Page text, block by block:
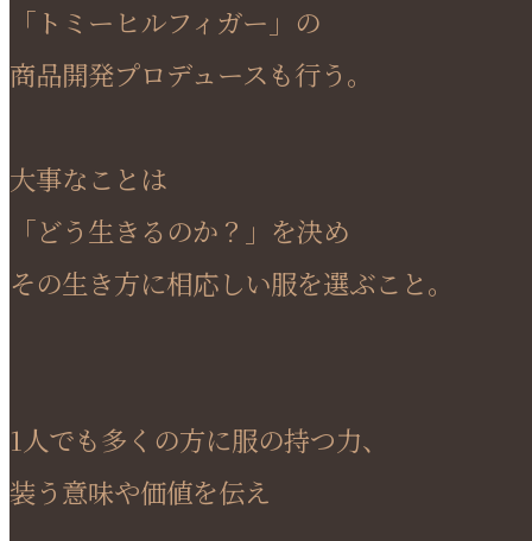
「トミーヒルフィガー」の
商品開発プロデュースも行う。
大事なことは
「どう生きるのか？」を決め
その生き方に相応しい服を選ぶこと。
1人でも多くの方に服の持つ力、
装う意味や価値を伝え